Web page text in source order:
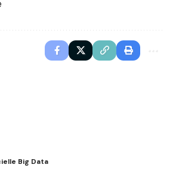
Big Data